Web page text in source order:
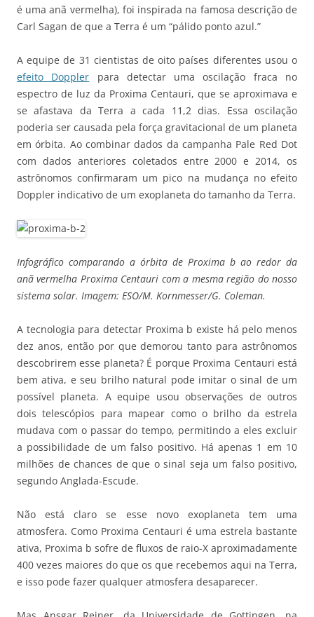
é uma anã vermelha), foi inspirada na famosa descrição de
Carl Sagan de que a Terra é um “pálido ponto azul.”
A equipe de 31 cientistas de oito países diferentes usou o
efeito Doppler para detectar uma oscilação fraca no
espectro de luz da Proxima Centauri, que se aproximava e
se afastava da Terra a cada 11,2 dias. Essa oscilação
poderia ser causada pela força gravitacional de um planeta
em órbita. Ao combinar dados da campanha Pale Red Dot
com dados anteriores coletados entre 2000 e 2014, os
astrônomos confirmaram um pico na mudança no efeito
Doppler indicativo de um exoplaneta do tamanho da Terra.
Infográfico comparando a órbita de Proxima b ao redor da
anã vermelha Proxima Centauri com a mesma região do nosso
sistema solar. Imagem: ESO/M. Kornmesser/G. Coleman.
A tecnologia para detectar Proxima b existe há pelo menos
dez anos, então por que demorou tanto para astrônomos
descobrirem esse planeta? É porque Proxima Centauri está
bem ativa, e seu brilho natural pode imitar o sinal de um
possível planeta. A equipe usou observações de outros
dois telescópios para mapear como o brilho da estrela
mudava com o passar do tempo, permitindo a eles excluir
a possibilidade de um falso positivo. Há apenas 1 em 10
milhões de chances de que o sinal seja um falso positivo,
segundo Anglada-Escude.
Não está claro se esse novo exoplaneta tem uma
atmosfera. Como Proxima Centauri é uma estrela bastante
ativa, Proxima b sofre de fluxos de raio-X aproximadamente
400 vezes maiores do que os que recebemos aqui na Terra,
e isso pode fazer qualquer atmosfera desaparecer.